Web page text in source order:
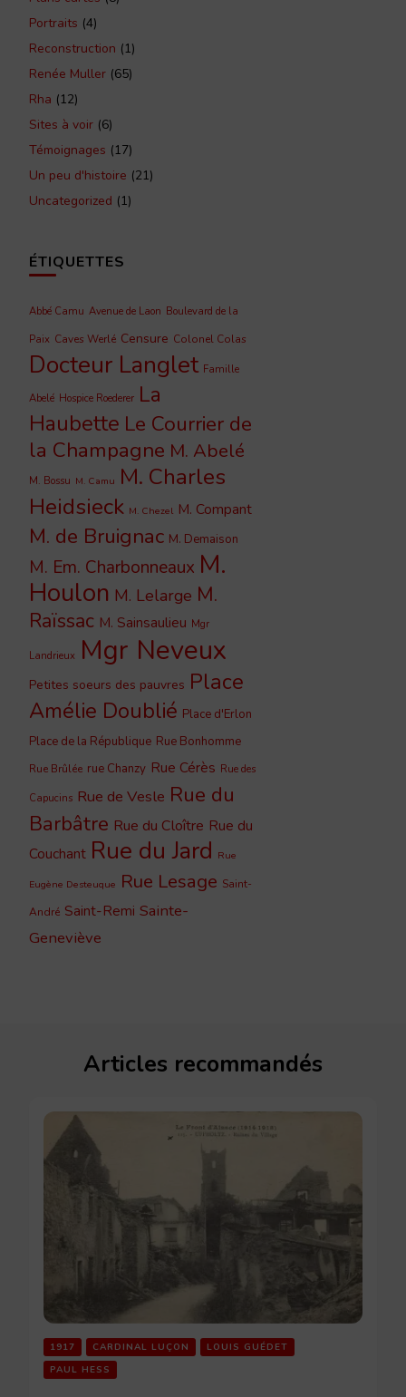
Portraits (4)
Reconstruction (1)
Renée Muller (65)
Rha (12)
Sites à voir (6)
Témoignages (17)
Un peu d'histoire (21)
Uncategorized (1)
ÉTIQUETTES
Abbé Camu Avenue de Laon Boulevard de la
Paix Caves Werlé Censure Colonel Colas
Docteur Langlet Famille
Abelé Hospice Roederer La
Haubette Le Courrier de
la Champagne M. Abelé
M. Bossu M. Camu M. Charles
Heidsieck M. Chezel M. Compant
M. de Bruignac M. Demaison
M. Em. Charbonneaux M.
Houlon M. Lelarge M.
Raïssac M. Sainsaulieu Mgr
Landrieux Mgr Neveux
Petites soeurs des pauvres Place
Amélie Doublié Place d'Erlon
Place de la République Rue Bonhomme
Rue Brûlée rue Chanzy Rue Cérès Rue des
Capucins Rue de Vesle Rue du
Barbâtre Rue du Cloître Rue du
Couchant Rue du Jard Rue
Eugène Desteuque Rue Lesage Saint-
André Saint-Remi Sainte-
Geneviève
Articles recommandés
1917 CARDINAL LUÇON
LOUIS GUÉDET
PAUL HESS